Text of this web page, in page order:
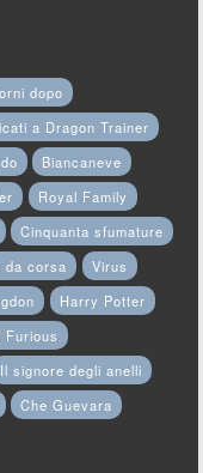
dopo
a Dragon Trainer
Biancaneve
Royal Family
Cinquanta sfumature
da corsa
Virus
Harry Potter
Furious
Il signore degli anelli
Che Guevara